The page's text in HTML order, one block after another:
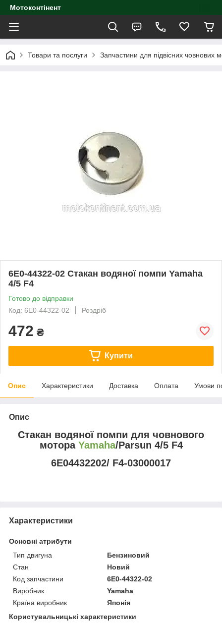
Мотоконтінент
Товари та послуги Запчастини для підвісних човнових
6E0-44322-02 Стакан водяної помпи Yamaha
4/5 F4
Готово до відправки
Код: 6E0-44322-02
Роздріб
472 ₴
Купити
Опис Характеристики Доставка Оплата Умови
Опис
Стакан водяної помпи для човнового
мотора Yamaha/Parsun 4/5 F4
6E04432202/ F4-03000017
Характеристики
Основні атрибути
Тип двигуна
Бензиновий
Стан
Новий
Код запчастини
6E0-44322-02
Виробник
Yamaha
Країна виробник
Японія
Користувальницькі характеристики